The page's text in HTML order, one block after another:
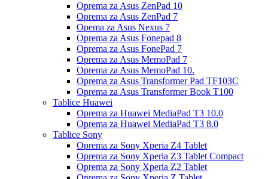
Oprema za Asus ZenPad 10
Oprema za Asus ZenPad 7
Opema za Asus Nexus 7
Oprema za Asus Fonepad 8
Oprema za Asus FonePad 7
Oprema za Asus MemoPad 7
Oprema za Asus MemoPad 10.
Oprema za Asus Transformer Pad TF103C
Oprema za Asus Transformer Book T100
Tablice Huawei
Oprema za Huawei MediaPad T3 10.0
Oprema za Huawei MediaPad T3 8.0
Tablice Sony
Oprema za Sony Xperia Z4 Tablet
Oprema za Sony Xperia Z3 Tablet Compact
Oprema za Sony Xperia Z2 Tablet